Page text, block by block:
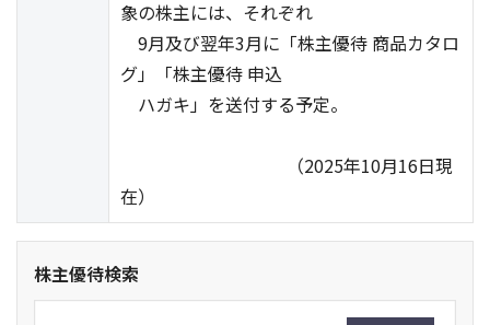
象の株主には、それぞれ
9月及び翌年3月に「株主優待 商品カタロ
グ」「株主優待 申込
ハガキ」を送付する予定。
（2025年10月16日現
在）
株主優待検索